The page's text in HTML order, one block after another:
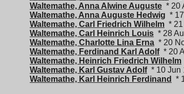
Waltemathe, Anna Alwine Auguste * 20
Waltemathe, Anna Auguste Hedwig *
Waltemathe, Carl Friedrich Wilhelm *
Waltemathe, Carl Heinrich Louis * 28
Waltemathe, Charlotte Lina Erna * 20
Waltemathe, Ferdinand Karl Adolf* 20
Waltemathe, Heinrich Friedrich Wilhelm
Waltemathe, Karl Gustav Adolf* 10 Jun
Waltemathe, Karl Heinrich Ferdinand
*